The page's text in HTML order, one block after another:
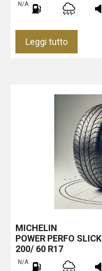
N/A
Leggi tutto
MICHELIN
POWER PERFO SLICK
200/ 60 R17
N/A